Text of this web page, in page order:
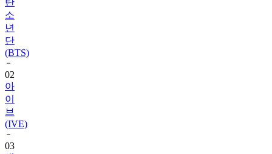
년
단
(BTS)
02
아
이
브
(IVE)
03
데
이